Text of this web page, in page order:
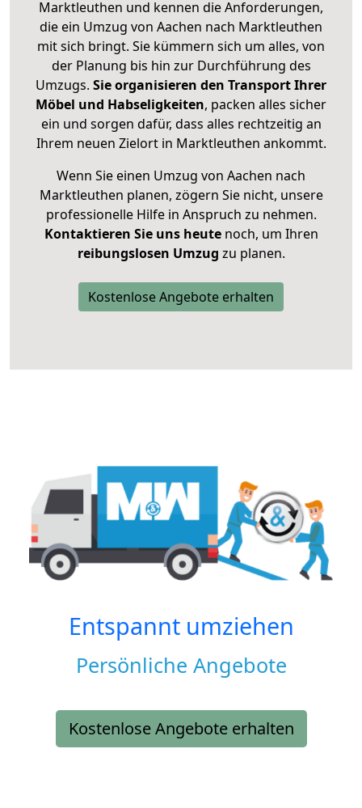
Marktleuthen und kennen die Anforderungen,
die ein Umzug von Aachen nach Marktleuthen
mit sich bringt. Sie kümmern sich um alles, von
der Planung bis hin zur Durchführung des
Umzugs. Sie organisieren den Transport Ihrer
Möbel und Habseligkeiten, packen alles sicher
ein und sorgen dafür, dass alles rechtzeitig an
Ihrem neuen Zielort in Marktleuthen ankommt.
Wenn Sie einen Umzug von Aachen nach
Marktleuthen planen, zögern Sie nicht, unsere
professionelle Hilfe in Anspruch zu nehmen.
Kontaktieren Sie uns heutenoch, um Ihren
reibungslosen Umzug zu planen.
Kostenlose Angebote erhalten
Entspannt umziehen
Persönliche Angebote
Kostenlose Angebote erhalten